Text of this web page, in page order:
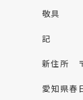
敬具
記
新住所
愛知県春